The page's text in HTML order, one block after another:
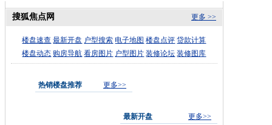
更多 >>
搜狐焦点网
楼盘速查 最新开盘 户型搜索 电子地图 楼盘点评 贷款计算
楼盘动态 购房导航 看房图片 户型图片 装修论坛 装修图库
热销楼盘推荐 更多>>
最新开盘
更多>>